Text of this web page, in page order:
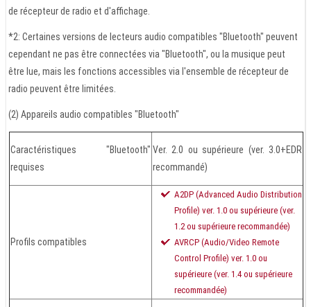
de récepteur de radio et d'affichage.
*2: Certaines versions de lecteurs audio compatibles "Bluetooth" peuvent
cependant ne pas être connectées via "Bluetooth", ou la musique peut
être lue, mais les fonctions accessibles via l'ensemble de récepteur de
radio peuvent être limitées.
(2) Appareils audio compatibles "Bluetooth"
Caractéristiques "Bluetooth"
requises
Ver. 2.0 ou supérieure (ver. 3.0+EDR
recommandé)
Profils compatibles
A2DP (Advanced Audio Distribution
Profile) ver. 1.0 ou supérieure (ver.
1.2 ou supérieure recommandée)
AVRCP (Audio/Video Remote
Control Profile) ver. 1.0 ou
supérieure (ver. 1.4 ou supérieure
recommandée)